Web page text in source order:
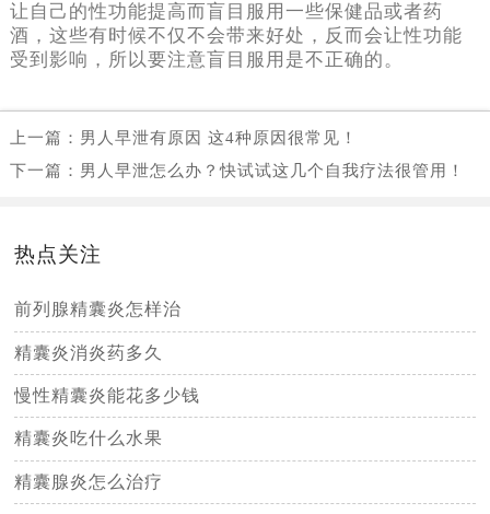
让自己的性功能提高而盲目服用一些保健品或者药
酒，这些有时候不仅不会带来好处，反而会让性功能
受到影响，所以要注意盲目服用是不正确的。
上一篇： 男人早泄有原因 这4种原因很常见！
下一篇： 男人早泄怎么办？快试试这几个自我疗法很管用！
热点关注
前列腺精囊炎怎样治
精囊炎消炎药多久
慢性精囊炎能花多少钱
精囊炎吃什么水果
精囊腺炎怎么治疗